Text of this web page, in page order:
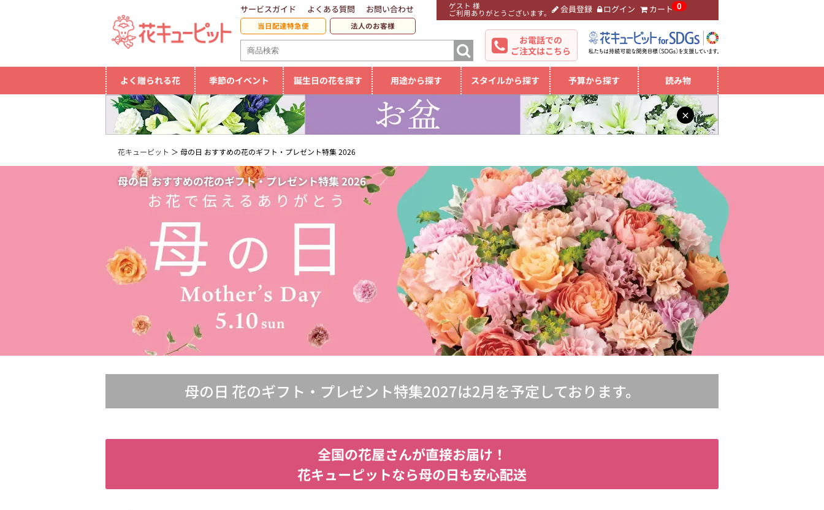
ゲスト 様
ご利用ありがとうございます。 会員登録 ログイン カート 0
サービスガイド よくある質問 お問い合わせ
当日配達特急便 法人のお客様
お電話での
ご注文はこちら
よく贈られる花 季節のイベント 誕生日の花を探す 用途から探す スタイルから探す 予算から探す 読み物
×
花キューピット 母の日 おすすめの花のギフト・プレゼント特集 2026
母の日 おすすめの花のギフト・プレゼント特集 2026
母の日 花のギフト・プレゼント特集2027は2月を予定しております。
全国の花屋さんが直接お届け！
花キューピットなら母の日も安心配送